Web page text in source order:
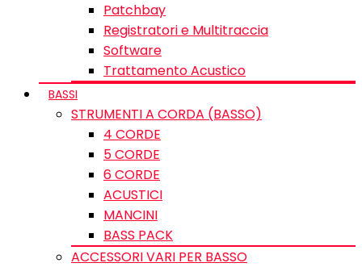
Patchbay
Registratori e Multitraccia
Software
Trattamento Acustico
BASSI
STRUMENTI A CORDA (BASSO)
4 CORDE
5 CORDE
6 CORDE
ACUSTICI
MANCINI
BASS PACK
ACCESSORI VARI PER BASSO